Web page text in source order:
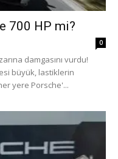
700 HP mi?
0
damgasını vurdu!
büyük, lastiklerin
yere Porsche'...